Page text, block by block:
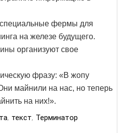
фермы для
на железе будущего.
организуют свое
фразу: «В жопу
майнили на нас, но теперь
на них!».
, текст, Терминатор